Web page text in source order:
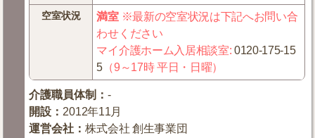
空室状況 満室※最新の空室状況は下記へお問い合
わせください
マイ介護ホーム入居相談室:0120-175-15
5 （9～17時 平日・日曜）
介護職員体制 ：-
開設 ： 2012年11月
運営会社 ：株式会社 創生事業団